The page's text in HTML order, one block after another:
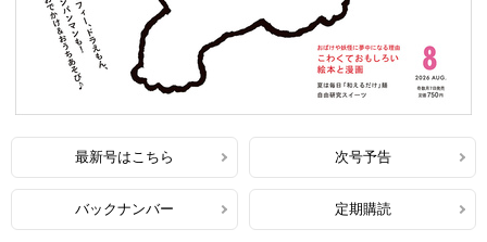
最新号はこちら 次号予告
バックナンバー 定期購読